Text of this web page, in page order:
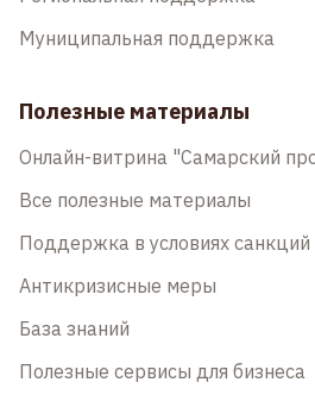
Муниципальная поддержка
Полезные материалы
Онлайн-витрина "Самарский
Все полезные материалы
Поддержка в условиях санкций
Антикризисные меры
База знаний
Полезные сервисы для бизнеса